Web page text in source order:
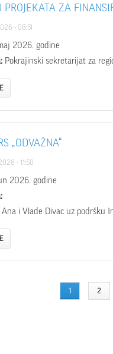
PROJEKATA ZA
- 08:51
2026. godine
Pokrajinski sekretarijat za
„ODVAŽNA“
- 11:50
2026. godine
Ana i Vlade Divac uz podršku
1 2